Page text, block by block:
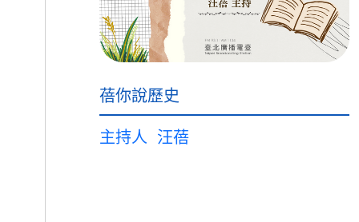
蓓你說歷史
主持人 汪蓓